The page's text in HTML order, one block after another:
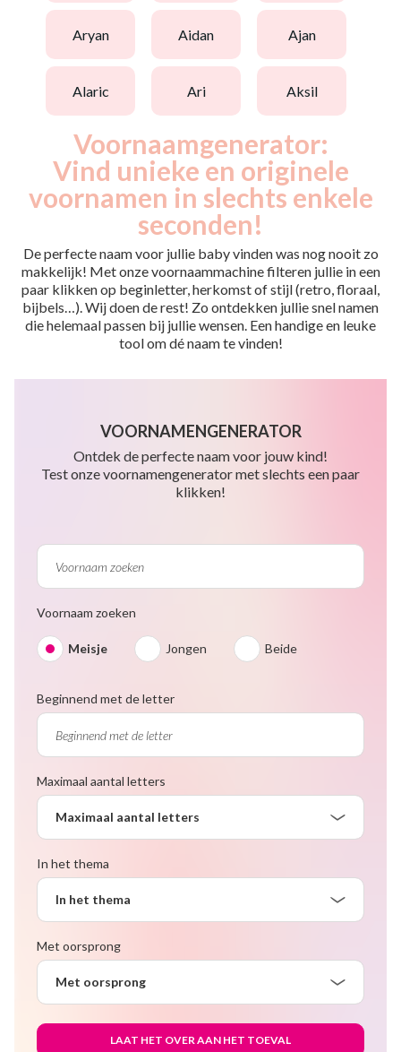
aryan aidan ajan
alaric ari aksil
Voornaamgenerator:
Vind unieke en originele
voornamen in slechts enkele
seconden!
De perfecte naam voor jullie baby vinden was nog nooit zo
makkelijk! Met onze voornaammachine filteren jullie in een
paar klikken op beginletter, herkomst of stijl (retro, floraal,
bijbels…). Wij doen de rest! Zo ontdekken jullie snel namen
die helemaal passen bij jullie wensen. Een handige en leuke
tool om dé naam te vinden!
VOORNAMENGENERATOR
Ontdek de perfecte naam voor jouw kind!
Test onze voornamengenerator met slechts een paar
klikken!
Voornaam zoeken
Meisje Jongen Beide
Beginnend met de letter
Maximaal aantal letters
Maximaal aantal letters
In het thema
In het thema
Met oorsprong
Met oorsprong